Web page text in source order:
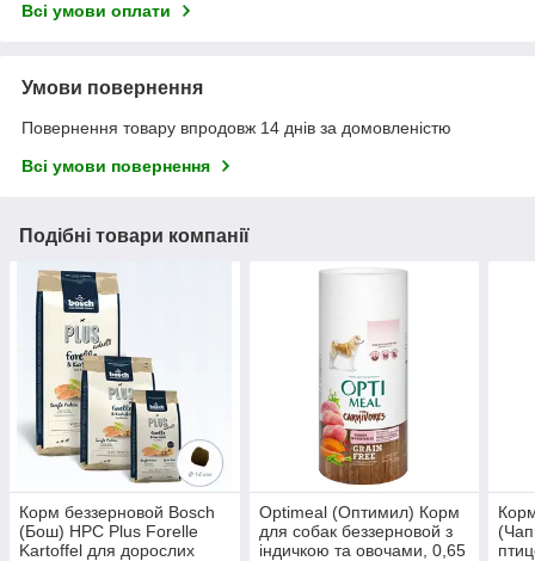
Всі умови оплати
Умови повернення
Повернення товару впродовж 14 днів за домовленістю
Всі умови повернення
Подібні товари компанії
Корм беззерновой Bosch
(Бош) HPC Plus Forelle
Kartoffel для дорослих
Optimeal (Оптимил) Корм
для собак беззерновой з
індичкою та овочами, 0,65